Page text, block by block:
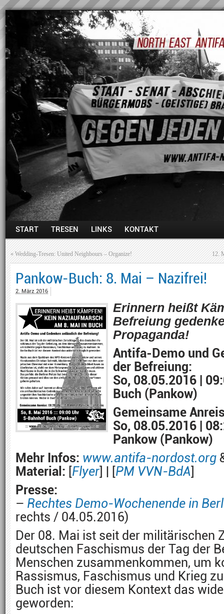
START TRESEN LINKS KONTAKT
« Wedding-Tresen: United Neighbours – Organize! 12.
Pankow-Buch: 8. Mai – Nazifrei!
2. März 2016
Erinnern heißt
Befreiung
Propaganda!
Antifa-Demo und
der Befreiung:
So, 08.05.2016 |
Buch (Pankow)
Gemeinsame
So, 08.05.2016 |
Pankow (Pankow)
Mehr Infos: www.antifa-nordost.org
Material: [Flyer] | [PM VVN-BdA]
Presse:
– Rechtes Demo-Wochenende in
rechts / 04.05.2016)
Der 08. Mai ist seit der militärischen
deutschen Faschismus der Tag der
Menschen zusammenkommen, um
Rassismus, Faschismus und Krieg
Buch ist vor diesem Kontext das
geworden: